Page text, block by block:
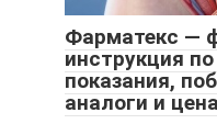
Фарматекс —
инструкция
показания,
аналоги и